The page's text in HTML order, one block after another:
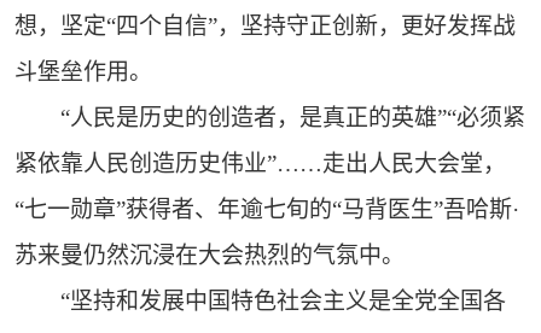
想，坚定“四个自信”，坚持守正创新，更好发挥战
斗堡垒作用。
“人民是历史的创造者，是真正的英雄”“必须紧
紧依靠人民创造历史伟业”……走出人民大会堂，
“七一勋章”获得者、年逾七旬的“马背医生”吾哈斯·
苏来曼仍然沉浸在大会热烈的气氛中。
“坚持和发展中国特色社会主义是全党全国各